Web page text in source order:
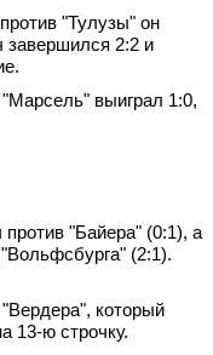
"Тулузы" он
завершился 2:2 и
выиграл 1:0,
"Байера" (0:1), а
(2:1).
который
13‑ю строчку.